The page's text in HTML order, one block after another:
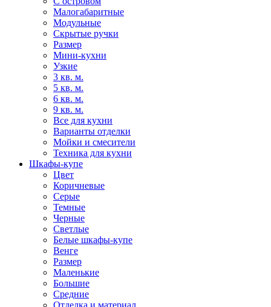
Малогабаритные
Модульные
Скрытые ручки
Размер
Мини-кухни
Узкие
3 кв. м.
5 кв. м.
6 кв. м.
9 кв. м.
Все для кухни
Варианты отделки
Мойки и смесители
Техника для кухни
Шкафы-купе
Цвет
Коричневые
Серые
Темные
Черные
Светлые
Белые шкафы-купе
Венге
Размер
Маленькие
Большие
Средние
Отделка и материал